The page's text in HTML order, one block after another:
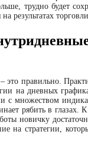
трудно будет
результатах
это правильно.
на дневных
с множеством
рябить в глазах.
новичку
на стратегии,